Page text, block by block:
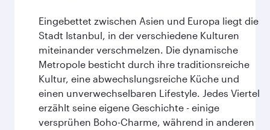
Eingebettet zwischen Asien und Europa liegt die
Stadt Istanbul, in der verschiedene Kulturen
miteinander verschmelzen. Die dynamische
Metropole besticht durch ihre traditionsreiche
Kultur, eine abwechslungsreiche Küche und
einen unverwechselbaren Lifestyle. Jedes Viertel
erzählt seine eigene Geschichte - einige
versprühen Boho-Charme, während in anderen